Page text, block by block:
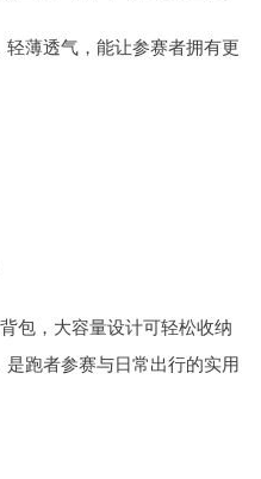
薄透气，能让参赛者拥有更
包，大容量设计可轻松收纳
跑者参赛与日常出行的实用